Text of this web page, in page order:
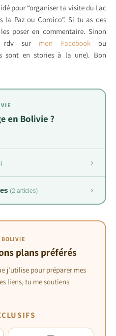
pour “organiser ta visite du Lac
Paz ou Coroico”. Si tu as des
poser en commentaire. Sinon
rdv sur mon Facebookou
sont en stories à la une). Bon
en Bolivie ?
›
(2 articles) ›
BOLIVIE
plans préférés
j’utilise pour préparer mes
liens, tu me soutiens